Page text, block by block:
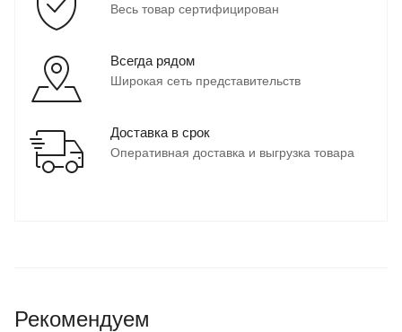
Весь товар сертифицирован
Всегда рядом
Широкая сеть представительств
Доставка в срок
Оперативная доставка и выгрузка товара
Рекомендуем